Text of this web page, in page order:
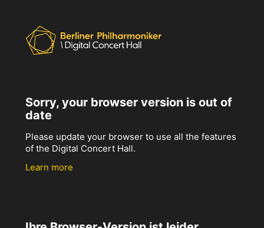
Sorry, your browser version is out of
date
Please update your browser to use all the features
of the Digital Concert Hall.
Learn more